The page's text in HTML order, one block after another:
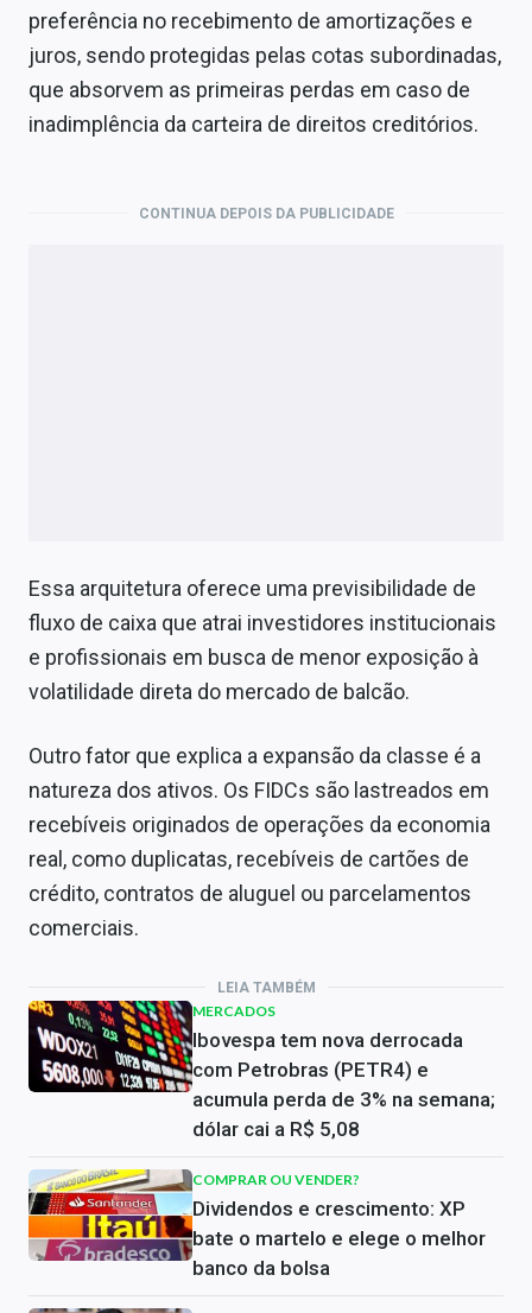
preferência no recebimento de amortizações e
juros, sendo protegidas pelas cotas subordinadas,
que absorvem as primeiras perdas em caso de
inadimplência da carteira de direitos creditórios.
CONTINUA DEPOIS DA PUBLICIDADE
Essa arquitetura oferece uma previsibilidade de
fluxo de caixa que atrai investidores institucionais
e profissionais em busca de menor exposição à
volatilidade direta do mercado de balcão.
Outro fator que explica a expansão da classe é a
natureza dos ativos. Os FIDCs são lastreados em
recebíveis originados de operações da economia
real, como duplicatas, recebíveis de cartões de
crédito, contratos de aluguel ou parcelamentos
comerciais.
LEIA TAMBÉM
MERCADOS
Ibovespa tem nova derrocada
com Petrobras (PETR4) e
acumula perda de 3% na semana;
dólar cai a R$ 5,08
COMPRAR OU VENDER?
Dividendos e crescimento: XP
bate o martelo e elege o melhor
banco da bolsa